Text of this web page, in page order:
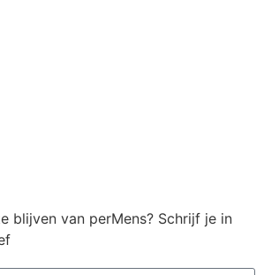
blijven van perMens? Schrijf je in